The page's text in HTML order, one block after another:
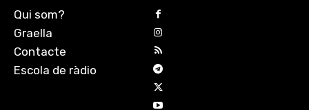
Qui som?
Graella
Contacte
Escola de ràdio